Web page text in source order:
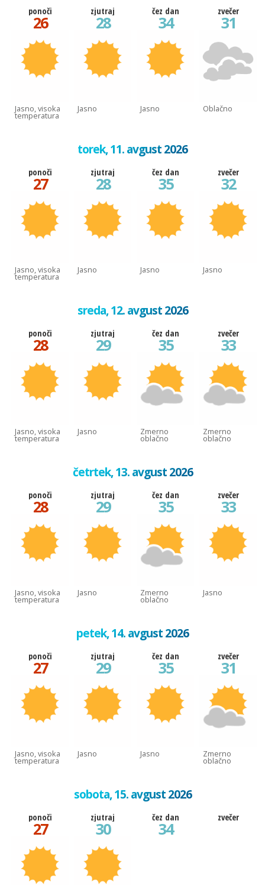
ponoči
26
Jasno, visoka
temperatura
zjutraj
28
Jasno
čez dan
34
Jasno
zvečer
31
Oblačno
torek, 11. avgust 2026
ponoči
27
Jasno, visoka
temperatura
zjutraj
28
Jasno
čez dan
35
Jasno
zvečer
32
Jasno
sreda, 12. avgust 2026
ponoči
28
Jasno, visoka
temperatura
zjutraj
29
Jasno
čez dan
35
Zmerno
oblačno
zvečer
33
Zmerno
oblačno
četrtek, 13. avgust 2026
ponoči
28
Jasno, visoka
temperatura
zjutraj
29
Jasno
čez dan
35
Zmerno
oblačno
zvečer
33
Jasno
petek, 14. avgust 2026
ponoči
27
Jasno, visoka
temperatura
zjutraj
29
Jasno
čez dan
35
Jasno
zvečer
31
Zmerno
oblačno
sobota, 15. avgust 2026
ponoči
27
zjutraj
30
čez dan
34
zvečer